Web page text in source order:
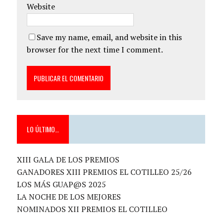
Website
Save my name, email, and website in this
browser for the next time I comment.
LO ÚLTIMO…
XIII GALA DE LOS PREMIOS
GANADORES XIII PREMIOS EL COTILLEO 25/26
LOS MÁS GUAP@S 2025
LA NOCHE DE LOS MEJORES
NOMINADOS XII PREMIOS EL COTILLEO